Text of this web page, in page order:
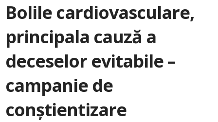
Bolile cardiovasculare,
principala cauză a
deceselor evitabile –
campanie de
conștientizare